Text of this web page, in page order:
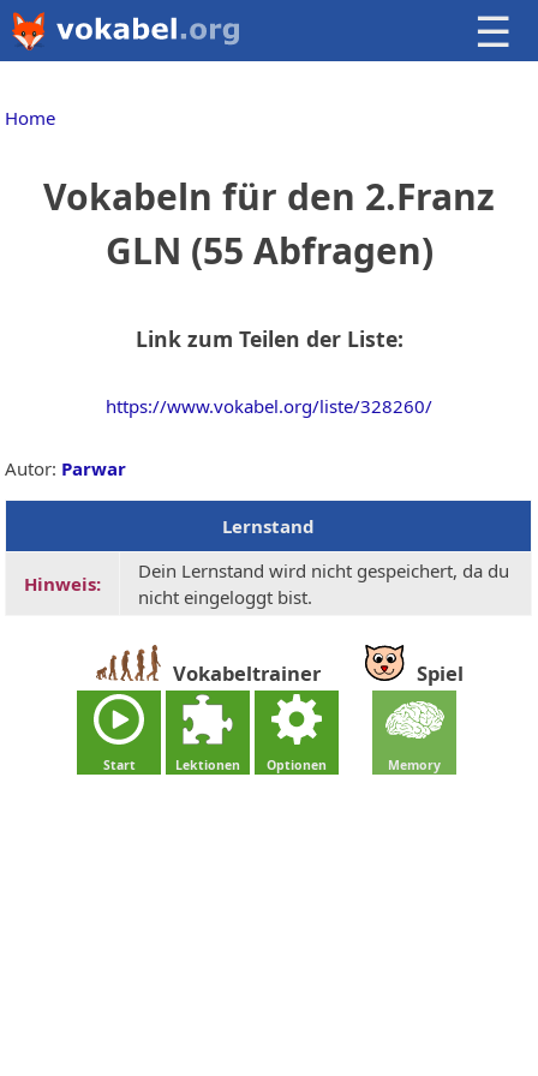
☰
Home
Vokabeln für den 2.Franz
GLN (55 Abfragen)
Link zum Teilen der Liste:
https://www.vokabel.org/liste/328260/
Autor: Parwar
Lernstand
Hinweis:
Dein Lernstand wird nicht gespeichert, da du
nicht eingeloggt bist.
Vokabeltrainer
Start Lektionen Optionen
Spiel
Memory